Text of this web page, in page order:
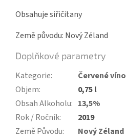
Obsahuje siřičitany
Země původu: Nový Zéland
Doplňkové parametry
Kategorie:
Červené víno
Objem:
0,75 l
Obsah Alkoholu: 13,5%
Rok / Ročník:
2019
Země Původu:
Nový Zéland